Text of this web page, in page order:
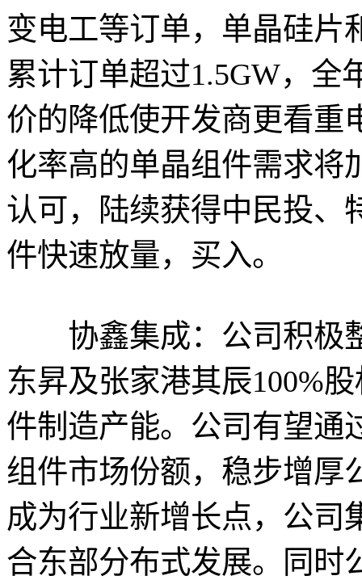
变电工等订单，单晶硅片
累计订单超过1.5GW，全
价的降低使开发商更看重
化率高的单晶组件需求将
认可，陆续获得中民投、
件快速放量，买入。
协鑫集成：公司积极
东昇及张家港其辰100%
件制造产能。公司有望通
组件市场份额，稳步增厚
成为行业新增长点，公司
合东部分布式发展。同时